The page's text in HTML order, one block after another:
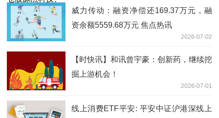
威力传动：融资净偿还169.37万元，融
资余额5559.68万元 焦点热讯
2026-07-02
【时快讯】和讯曾宇豪：创新药，继续挖
掘上游机会！
2026-07-01
线上消费ETF平安: 平安中证沪港深线上